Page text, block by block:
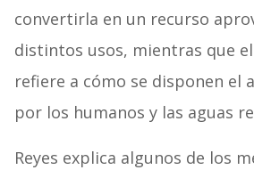
convertirla en un recurso
distintos usos, mientras que
refiere a cómo se disponen el
por los humanos y las aguas
Reyes explica algunos de los